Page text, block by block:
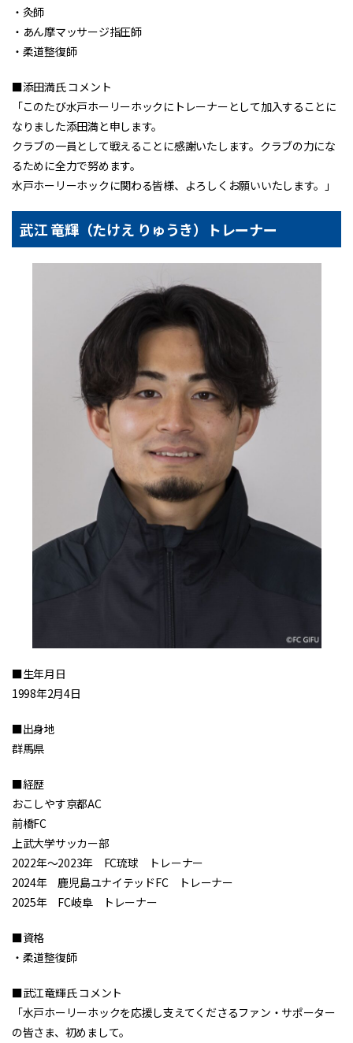
・灸師
・あん摩マッサージ指圧師
・柔道整復師
■添田満氏 コメント
「このたび水戸ホーリーホックにトレーナーとして加入することに
なりました添田満と申します。
クラブの一員として戦えることに感謝いたします。クラブの力にな
るために全力で努めます。
水戸ホーリーホックに関わる皆様、よろしくお願いいたします。」
武江 竜輝（たけえ りゅうき）トレーナー
■生年月日
1998年2月4日
■出身地
群馬県
■経歴
おこしやす京都AC
前橋FC
上武大学サッカー部
2022年～2023年 FC琉球 トレーナー
2024年 鹿児島ユナイテッドFC トレーナー
2025年 FC岐阜 トレーナー
■資格
・柔道整復師
■武江竜輝氏 コメント
「水戸ホーリーホックを応援し支えてくださるファン・サポーター
の皆さま、初めまして。